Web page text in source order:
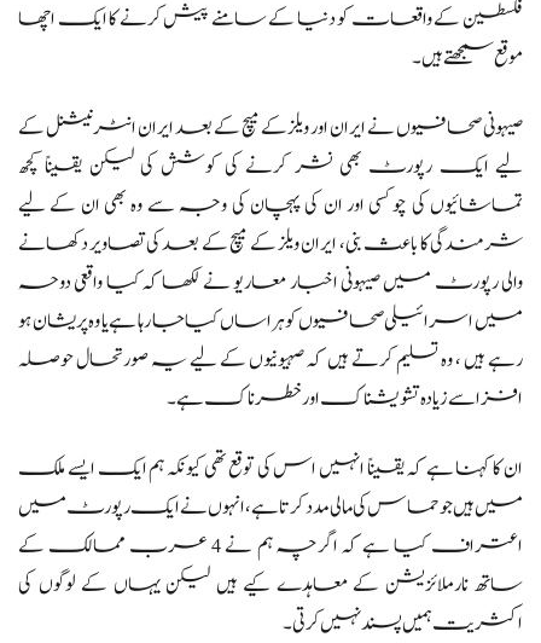
فلسطین کے واقعات کو دنیا کے سامنے پیش کرنے کا ایک اچھا
موقع سمجھتے ہیں۔
صیہونی صحافیوں نے ایران اور ویلز کے میچ کے بعد ایران انٹرنیشنل کے
لیے ایک رپورٹ بھی نشر کرنے کی کوشش کی لیکن یقیناً کچھ
تماشائیوں کی چوکسی اور ان کی پہچان کی وجہ سے وہ بھی ان کے لیے
شرمندگی کا باعث بنی، ایران ویلز کے میچ کے بعد کی تصاویر دکھانے
والی رپورٹ میں صیہونی اخبار معاریو نے لکھا کہ کیا واقعی دوحہ
میں اسرائیلی صحافیوں کو ہراساں کیا جا رہا ہے یا وہ پریشان ہو
رہے ہیں ، وہ تسلیم کرتے ہیں کہ صہیونیوں کے لیے یہ صورتحال حوصلہ
افزا سے زیادہ تشویشناک اور خطرناک ہے۔
ان کا کہنا ہے کہ یقیناً انہیں اس کی توقع تھی کیونکہ ہم ایک ایسے ملک
میں ہیں جو حماس کی مالی مدد کرتا ہے، انہوں نے ایک رپورٹ میں
اعتراف کیا ہے کہ اگرچہ ہم نے 4 عرب ممالک کے
ساتھ نارملائزیشن کے معاہدے کیے ہیں لیکن یہاں کے لوگوں کی
اکثریت ہمیں پسند نہیں کرتی۔